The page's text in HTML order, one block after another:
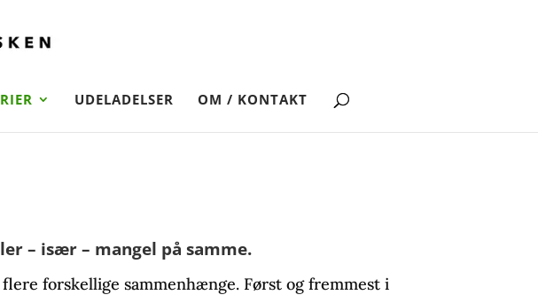
UDELADELSER OM / KONTAKT
– især – mangel på samme.
forskellige sammenhænge. Først og fremmest i